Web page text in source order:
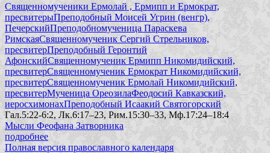
Священномученики Ермолай , Ермипп и Ермократ,
пресвитерыПреподобный Моисей Угрин (венгр),
ПечерскийПреподобномученица Параскева
РимскаяСвященномученик Сергий Стрельников,
пресвитерПреподобный Геронтий
АфонскийСвященномученик Ермипп Никомидийский,
пресвитерСвященномученик Ермократ Никомидийский,
пресвитерСвященномученик Ермолай Никомидийский,
пресвитерМученица ОреозилаФеодосий Кавказский,
иеросхимонахПреподобный Исаакий Святогорский
Гал.5:22-6:2, Лк.6:17–23, Рим.15:30–33, Мф.17:24–18:4
Мысли Феофана Затворника
подробнее
Полная версия православного календаря